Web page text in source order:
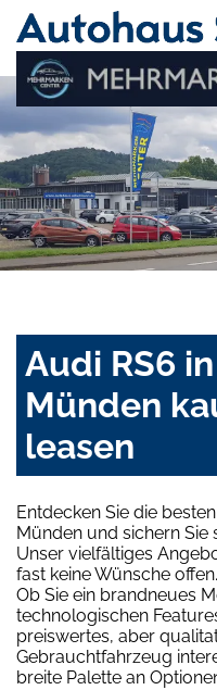
Audi RS6
Münden
leasen
Entdecken Sie die
Münden und sichern Sie
Unser vielfältiges
fast keine Wünsche offen.
Ob Sie ein brandneues
technologischen
preiswertes, aber
Gebrauchtfahrzeug
breite Palette an